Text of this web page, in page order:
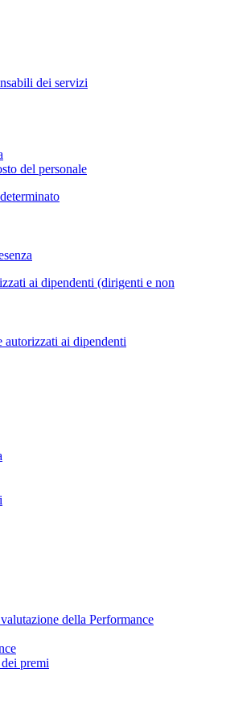
dei servizi
del personale
ai dipendenti (dirigenti e non
ai dipendenti
della Performance
premi